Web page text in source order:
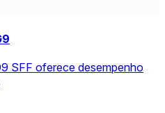
SFF oferece desempenho